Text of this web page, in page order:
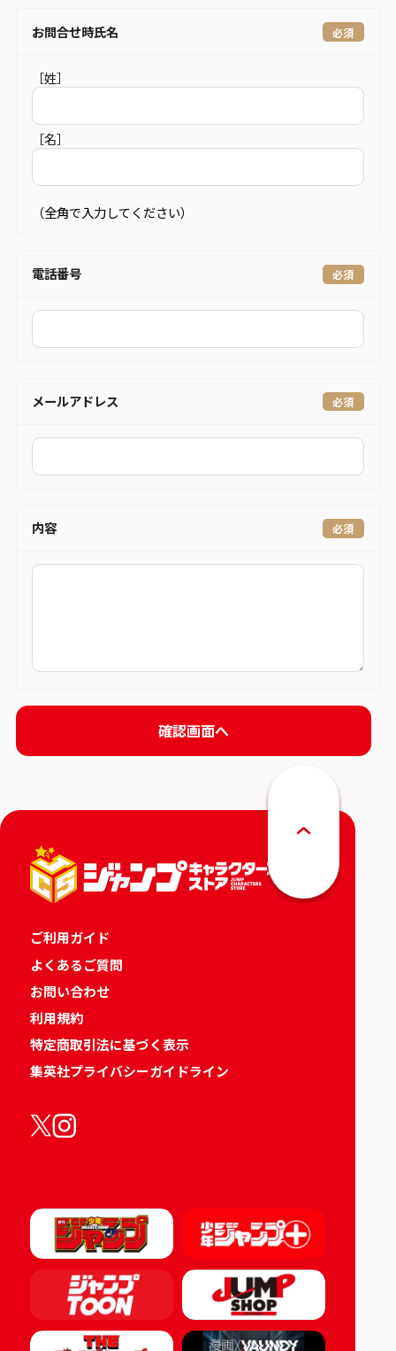
お問合せ時氏名
［姓］
［名］
（全角で入力してください）
電話番号
メールアドレス
内容
ご利用ガイド
よくあるご質問
お問い合わせ
利用規約
特定商取引法に基づく表示
集英社プライバシーガイドライン